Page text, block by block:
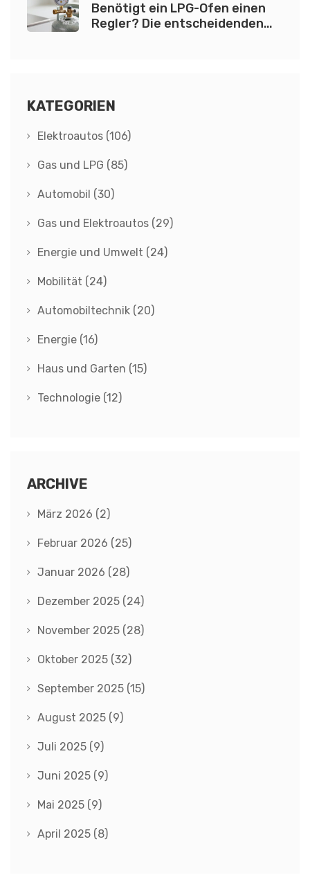
Benötigt ein LPG-Ofen einen
Regler? Die entscheidenden
KATEGORIEN
Elektroautos (106)
Gas und LPG (85)
Automobil (30)
Gas und Elektroautos (29)
Energie und Umwelt (24)
Mobilität (24)
Automobiltechnik (20)
Energie (16)
Haus und Garten (15)
Technologie (12)
ARCHIVE
März 2026 (2)
Februar 2026 (25)
Januar 2026 (28)
Dezember 2025 (24)
November 2025 (28)
Oktober 2025 (32)
September 2025 (15)
August 2025 (9)
Juli 2025 (9)
Juni 2025 (9)
Mai 2025 (9)
April 2025 (8)